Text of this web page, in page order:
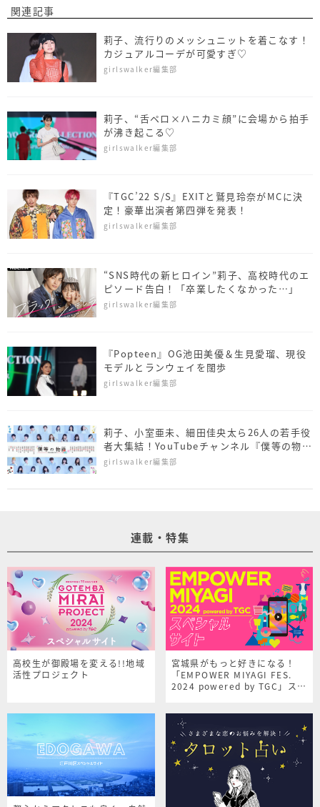
関連記事
莉子、流行りのメッシュニットを着こなす！
カジュアルコーデが可愛すぎ♡
girlswalker編集部
莉子、“舌ペロ×ハニカミ顔”に会場から拍手
が沸き起こる♡
girlswalker編集部
『TGC’22 S/S』EXITと鷲見玲奈がMCに決
定！豪華出演者第四弾を発表！
girlswalker編集部
“SNS時代の新ヒロイン”莉子、高校時代のエ
ピソード告白！「卒業したくなかった…」
girlswalker編集部
『Popteen』OG池田美優＆生見愛瑠、現役
モデルとランウェイを闊歩
girlswalker編集部
莉子、小室亜未、細田佳央太ら26人の若手役
者大集結！YouTubeチャンネル『僕等の物
語』開設
girlswalker編集部
連載・特集
高校生が御殿場を変える!!地域
活性プロジェクト
宮城県がもっと好きになる！
「EMPOWER MIYAGI FES.
2024 powered by TGC」スペ